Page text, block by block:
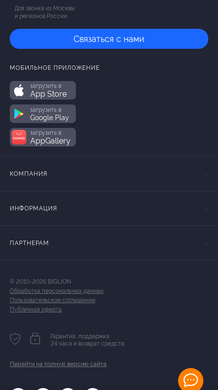
Для звонка из Москвы
и регионов России
Связаться с нами
МОБИЛЬНОЕ ПРИЛОЖЕНИЕ
загрузить в
App Store
загрузить в
Google Play
загрузить в
AppGallery
КОМПАНИЯ
ИНФОРМАЦИЯ
ПАРТНЕРАМ
© 2010-2026 BIGLION
Обработка персональных данных
Пользовательское соглашение
Публичная оферта
Гарантия, поддержка
24 часа и возврат средств
Перейти на полную версию сайта